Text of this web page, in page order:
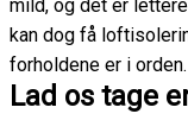
mild, og det er
kan dog få
forholdene er i orden.
Lad os tage